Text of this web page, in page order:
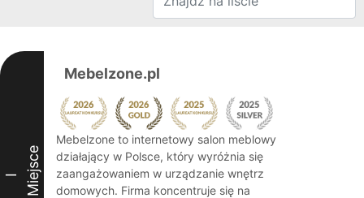
I Miejsce
Mebelzone.pl
Mebelzone to internetowy salon meblowy
działający w Polsce, który wyróżnia się
zaangażowaniem w urządzanie wnętrz
domowych. Firma koncentruje się na